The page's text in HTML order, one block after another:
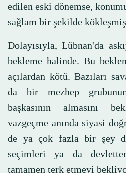
edilen eski dönemse,
sağlam bir şekilde
Dolayısıyla, Lübnan'da
bekleme halinde. Bu
açılardan kötü. Bazıları
da bir mezhep
başkasının almasını
vazgeçme anında siyasi
de ya çok fazla bir şey
seçimleri ya da
tamamen terk etmeyi